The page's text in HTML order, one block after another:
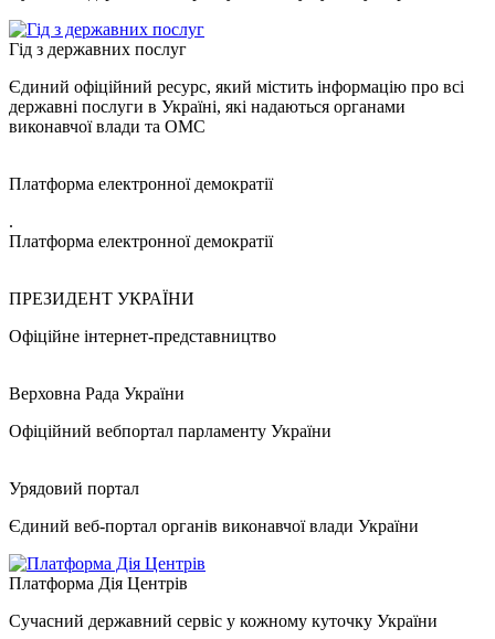
Гід з державних послуг
Єдиний офіційний ресурс, який містить інформацію про всі
державні послуги в Україні, які надаються органами
виконавчої влади та ОМС
Платформа електронної демократії
.
Платформа електронної демократії
ПРЕЗИДЕНТ УКРАЇНИ
Офіційне інтернет-представництво
Верховна Рада України
Офіційний вебпортал парламенту України
Урядовий портал
Єдиний веб-портал органів виконавчої влади України
Платформа Дія Центрів
Сучасний державний сервіс у кожному куточку України